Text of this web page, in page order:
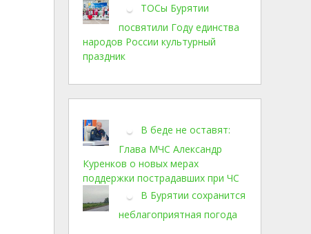
ТОСы Бурятии
посвятили Году единства
народов России культурный
праздник
В беде не оставят:
Глава МЧС Александр
Куренков о новых мерах
поддержки пострадавших при ЧС
В Бурятии сохранится
неблагоприятная погода